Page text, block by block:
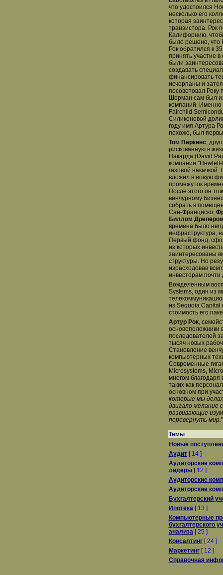
что удостоился
несколько его
которая
транзистора. Рок
Калифорнию,
было решено, что
Рок обратился к
принять участие
были
создавать
финансировать
исчерпаны и
посоветовал
Шерман сам был
компаний. Именно
Fairchild
Силиконовой
году имя Артура
похоже, был
Том Перкинс,
рискованную в
Пакарда (David
компании
газовой
вложил в новую
промежуток
После этого он
венчурному
собрать в
Сан-Франциско,
Биллом Дрепером
времена было
инфраструктура,
Первый фонд,
из которых
заинтересованы
структуры. Но
израсходовав
инвесторам почти
Вожделенным
Systems, один из
из Sequoia Capital
стоимость его
Артур Рок,
основоположники
последователей
тысяч новых
Становление
компьютерных
Современные
Microsystems,
многом благодаря
таких как
основном при
которые мы
двигало желание
развивающие
перевернуть мир."
Темы
Новые
Аудит[ 14 ]
Аудиторские
лидеры[ 12 ]
Аудиторские
Аудиторские
Бухгалтерский
Ипотека[ 13 ]
Компьютерные
бухгалтерского
анализа[25 ]
Консалтинг[24 ]
Маркетинг[ 12 ]
Справочная